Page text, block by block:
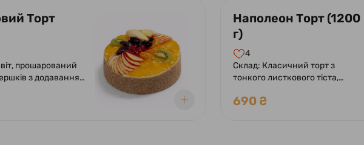
Торт
прошарований
з додаванням
кремом з вершків
Наполеон Торт (1200
г)
4
Склад: Класичний торт з
тонкого листкового тіста,
690 ₴